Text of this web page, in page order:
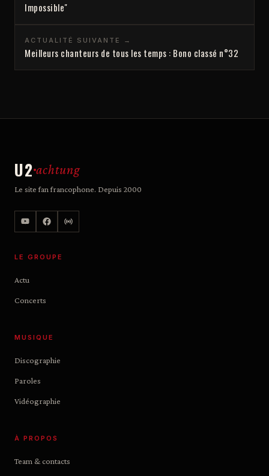
Impossible"
ACTUALITÉ SUIVANTE →
Meilleurs chanteurs de tous les temps : Bono classé n°32
U2 achtung
Le site fan francophone. Depuis 2000
LE GROUPE
Actu
Concerts
MUSIQUE
Discographie
Paroles
Vidéographie
À PROPOS
Team & contacts